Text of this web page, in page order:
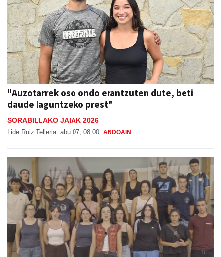
"Auzotarrek oso ondo erantzuten dute, beti
daude laguntzeko prest"
SORABILLAKO JAIAK 2026
Lide Ruiz Telleria abu 07, 08:00 ANDOAIN